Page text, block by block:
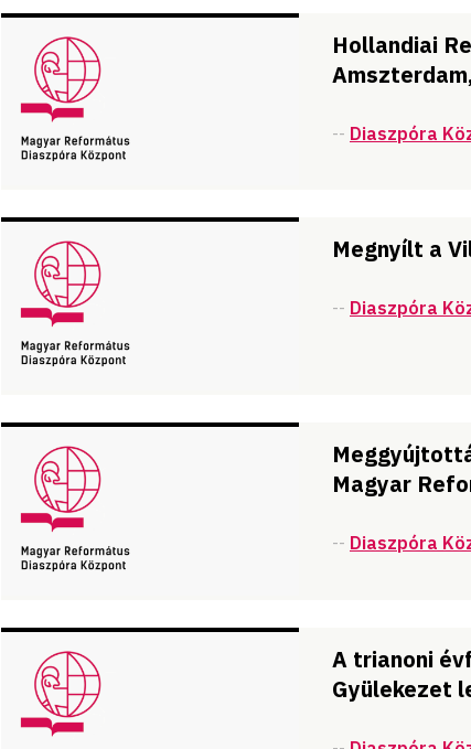
Hollandiai
-- Diaszpóra
Megnyílt a
-- Diaszpóra
Magyar
-- Diaszpóra
A trianoni
Gyülekezet